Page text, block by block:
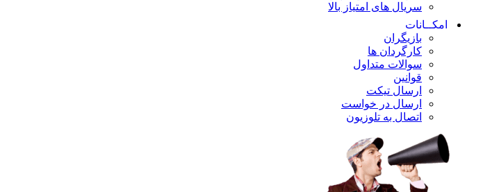
سریال های امتیاز بالا
امکــانات
بازیگران
کارگردان ها
سوالات متداول
قوانین
ارسال تیکت
ارسال در خواست
اتصال به تلوزیون